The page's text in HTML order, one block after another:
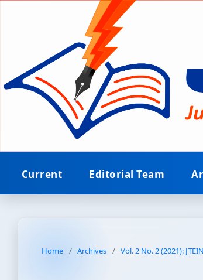
Current Editorial Team
Home / Archives / Vol. 2 No. 2 (2021):